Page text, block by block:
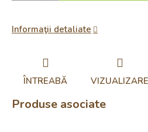
Informaţii detaliate
ÎNTREABĂ VIZUALIZARE
Produse asociate